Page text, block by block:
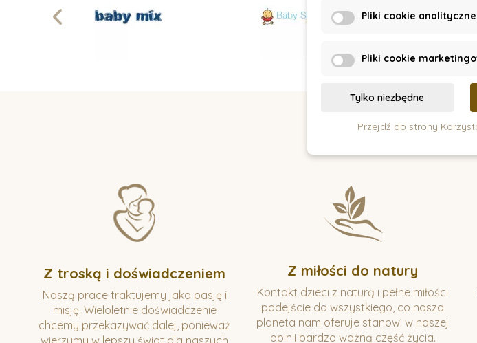
Jak
Z troską i doświadczeniem
Naszą prace traktujemy jako pasję i
misję. Wieloletnie doświadczenie
chcemy przekazywać dalej, ponieważ
wierzymy w lepszy świat dla naszych
Z miłości do natury
Kontakt dzieci z naturą i pełne miłości
podejście do wszystkiego, co nasza
planeta nam oferuje stanowi w naszej
opinii bardzo ważną część życia.
Pliki cookie analityczne
Pliki cookie
Tylko niezbędne
Przejdź do strony